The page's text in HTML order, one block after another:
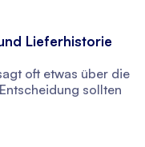
Lieferhistorie
oft etwas über die
sollten